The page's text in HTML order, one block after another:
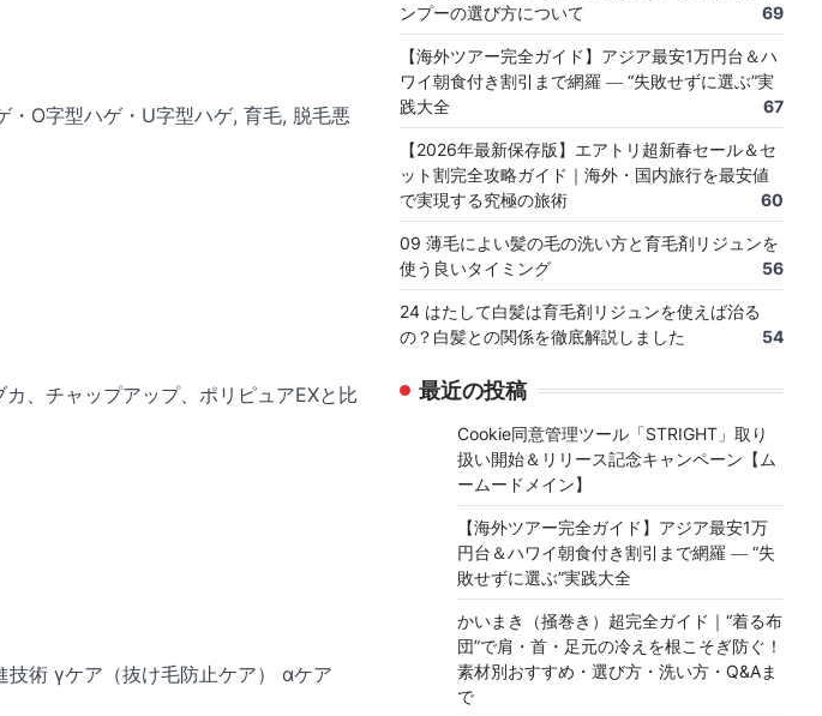
O字型ハゲ・U字型ハゲ, 育毛, 脱毛悪
、チャップアップ、ポリピュアEXと比
術 γケア（抜け毛防止ケア） αケア
ンプーの選び方について
69
【海外ツアー完全ガイド】アジア最安1万円台＆ハ
ワイ朝食付き割引まで網羅 ― “失敗せずに選ぶ”実
践大全
67
【2026年最新保存版】エアトリ超新春セール＆セ
ット割完全攻略ガイド｜海外・国内旅行を最安値
で実現する究極の旅術
60
09 薄毛によい髪の毛の洗い方と育毛剤リジュンを
使う良いタイミング
56
24 はたして白髪は育毛剤リジュンを使えば治る
の？白髪との関係を徹底解説しました
54
最近の投稿
Cookie同意管理ツール「STRIGHT」取り
扱い開始＆リリース記念キャンペーン【ム
ームードメイン】
【海外ツアー完全ガイド】アジア最安1万
円台＆ハワイ朝食付き割引まで網羅 ― “失
敗せずに選ぶ”実践大全
かいまき（掻巻き）超完全ガイド｜“着る布
団”で肩・首・足元の冷えを根こそぎ防ぐ！
素材別おすすめ・選び方・洗い方・Q&Aま
で